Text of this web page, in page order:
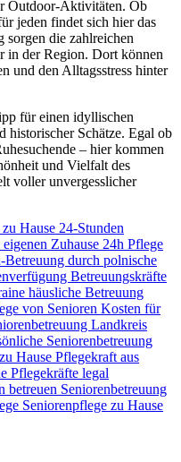
Outdoor-Aktivitäten. Ob
jeden findet sich hier das
sorgen die zahlreichen
in der Region. Dort können
und den Alltagsstress hinter
für einen idyllischen
historischer Schätze. Egal ob
– hier kommen
und Vielfalt des
voller unvergesslicher
Hause 24-Stunden
Zuhause 24h Pflege
Betreuung durch polnische
Betreuungskräfte
häusliche Betreuung
von Senioren Kosten für
Landkreis
Seniorenbetreuung
Hause Pflegekraft aus
Pflegekräfte legal
betreuen Seniorenbetreuung
Seniorenpflege zu Hause